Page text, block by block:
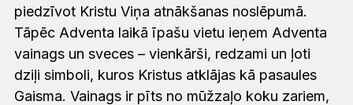
piedzīvot Kristu Viņa atnākšanas noslēpumā.
Tāpēc Adventa laikā īpašu vietu ieņem Adventa
vainags un sveces – vienkārši, redzami un ļoti
dziļi simboli, kuros Kristus atklājas kā pasaules
Gaisma. Vainags ir pīts no mūžzaļo koku zariem,